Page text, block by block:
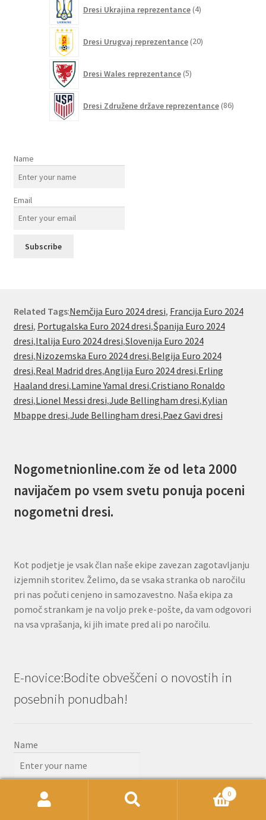
Dresi Ukrajina reprezentance 4izdelki
Dresi Urugvaj reprezentance 20izdelkov
Dresi Wales reprezentance 5izdelkov
Dresi Združene države reprezentance 86izdelkov
Name
Email
Related Tags:Nemčija Euro 2024 dresi, Francija Euro 2024
dresi, Portugalska Euro 2024 dresi,Španija Euro 2024
dresi,Italija Euro 2024 dresi,Slovenija Euro 2024
dresi,Nizozemska Euro 2024 dresi,Belgija Euro 2024
dresi,Real Madrid dres,Anglija Euro 2024 dresi,Erling
Haaland dresi,Lamine Yamal dresi,Cristiano Ronaldo
dresi,Lionel Messi dresi,Jude Bellingham dresi,Kylian
Mbappe dresi,Jude Bellingham dresi,Paez Gavi dresi
Nogometnionline.com že od leta 2000
navijačem po vsem svetu ponuja poceni
nogometni dresi.
Kot podjetje je vsak član naše ekipe zavezan zagotavljanju
izjemnih storitev. Želimo, da se vsaka stranka ob naročilu
pri nas počuti cenjeno in samozavestno. Naša ekipa za
pomoč strankam je na voljo prek e-pošte, da vam odgovori
na vsa vprašanja, ki jih imate pred ali po naročilu.
E-novice:Bodite obveščeni o novostih in
posebnih ponudbah!
Name
0